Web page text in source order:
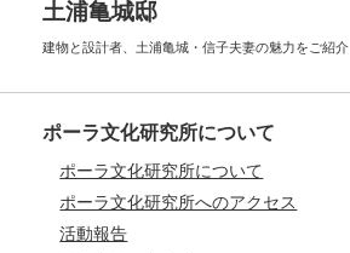
土浦亀城邸
建物と設計者、土浦亀城・信子夫妻の魅力をご紹介
ポーラ文化研究所について
ポーラ文化研究所について
ポーラ文化研究所へのアクセス
活動報告